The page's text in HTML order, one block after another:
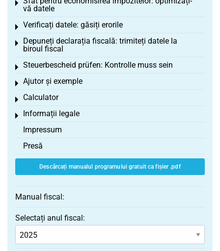
vă datele
Toggle menu
Verificați datele: găsiți erorile
Toggle menu
Depuneți declarația fiscală: trimiteți datele la
biroul fiscal
Toggle menu
Steuerbescheid prüfen: Kontrolle muss sein
Toggle menu
Ajutor și exemple
Toggle menu
Calculator
Toggle menu
Informații legale
Toggle menu
Impressum
Presă
Descărcați manualul programului gratuit ca fișier .pdf
Manual fiscal:
Selectați anul fiscal: